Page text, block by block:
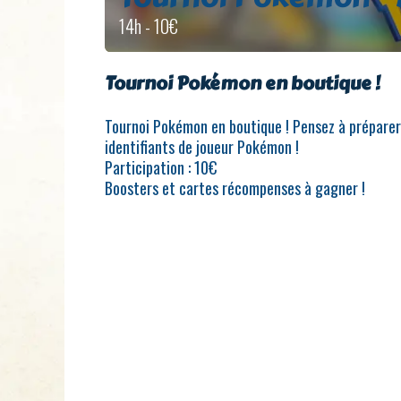
14h - 10€
Tournoi Pokémon en boutique !
Tournoi Pokémon en boutique ! Pensez à
identifiants de joueur Pokémon !
Participation : 10€
Boosters et cartes récompenses à gagner !